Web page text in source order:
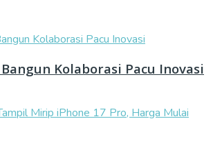
Kolaborasi Pacu Inovasi